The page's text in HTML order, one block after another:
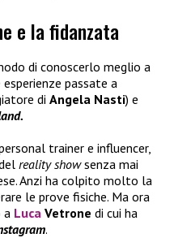
e la fidanzata
di conoscerlo meglio a
passate a
di Angela Nasti) e
trainer e influencer,
reality showsenza mai
Anzi ha colpito molto la
le prove fisiche. Ma ora
a Luca Vetrone di cui ha
.